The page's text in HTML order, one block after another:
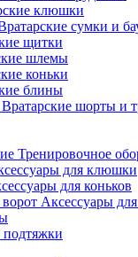
клюшки
сумки и
щитки
шлемы
коньки
блины
Вратарские шорты и
Тренировочное
для клюшки
для коньков
Аксессуары